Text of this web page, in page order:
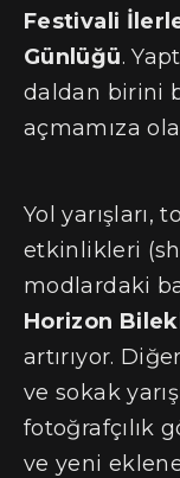
Festivali
Günlüğü.
daldan birini
açmamıza
Yol yarışları,
etkinlikleri
modlardaki
Horizon
artırıyor.
ve sokak
fotoğrafçılık
ve yeni